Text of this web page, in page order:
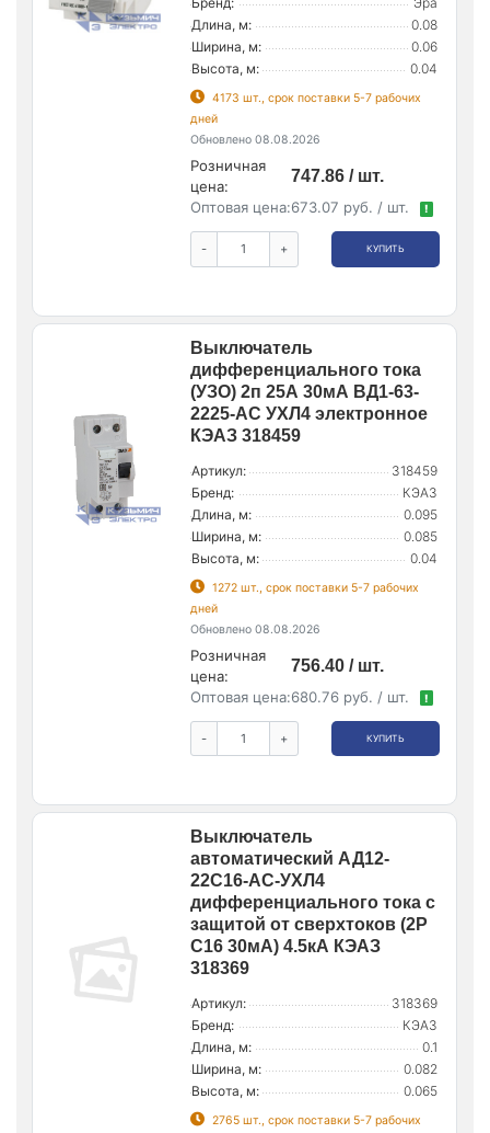
Длина, м:
0.08
Ширина, м:
0.06
Высота, м:
0.04
4173 шт., срок поставки 5-7 рабочих
дней
Обновлено 08.08.2026
Розничная
цена:
747.86 / шт.
Оптовая цена:673.07 руб. / шт. !
- + КУПИТЬ
Выключатель
дифференциального тока
(УЗО) 2п 25А 30мА ВД1-63-
2225-АС УХЛ4 электронное
КЭАЗ 318459
Артикул:
318459
Бренд:
КЭАЗ
Длина, м:
0.095
Ширина, м:
0.085
Высота, м:
0.04
1272 шт., срок поставки 5-7 рабочих
дней
Обновлено 08.08.2026
Розничная
цена:
756.40 / шт.
Оптовая цена:680.76 руб. / шт. !
- + КУПИТЬ
Выключатель
автоматический АД12-
22C16-AC-УХЛ4
дифференциального тока с
защитой от сверхтоков (2P
C16 30мА) 4.5кА КЭАЗ
318369
Артикул:
318369
Бренд:
КЭАЗ
Длина, м:
0.1
Ширина, м:
0.082
Высота, м:
0.065
2765 шт., срок поставки 5-7 рабочих